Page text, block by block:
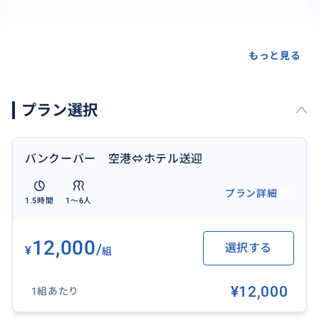
チェックインの時間がまだ早い場合はスタンレーパー
もっと見る
プラン選択
バンクーバー 空港⇔ホテル送迎
1.5時間 1〜6人
プラン詳細
¥12,000/組 選択する
1組あたり ¥12,000